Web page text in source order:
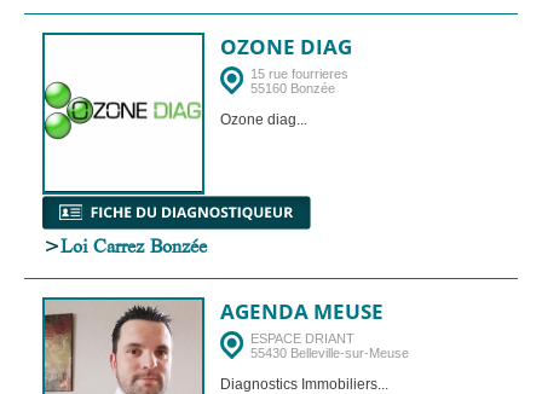
OZONE DIAG
15 rue fourrieres
55160 Bonzée
Ozone diag...
>Loi Carrez Bonzée
AGENDA MEUSE
ESPACE DRIANT
55430 Belleville-sur-Meuse
Diagnostics Immobiliers...